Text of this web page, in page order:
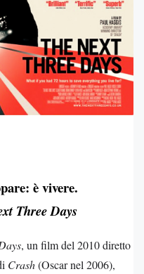
è vivere.
Three Days
, un film del 2010 diretto
Crash(Oscar nel 2006),